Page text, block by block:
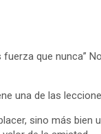
que nunca”
una de las
sino más bien